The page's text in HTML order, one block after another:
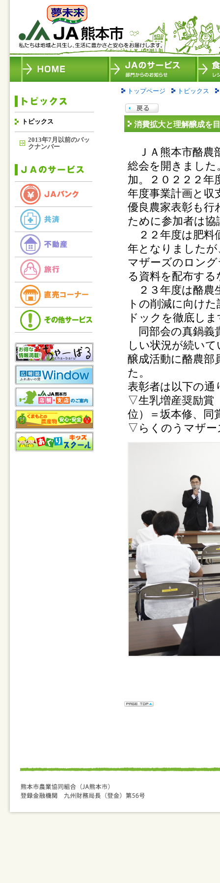
トピックス
2013年7月以前のバッ
クナンバー
トップページ トピックス
消費拡大と理解醸成を
ＪＡ熊本市酪農
総会を開きました
加。２０２２２年
年度事業計画と収
優良農家表彰も行
ために参加者は
２２年度は肥料
年となりました
マザーズのロン
る資料を配布す
２３年度は酪農
トの削減に向け
ドックを徹底し
同部会の真鍋義
しい状況が続い
醸成活動に酪農
た。
表彰者は以下の通
▽生乳増産奨励賞
位）＝坂本修、同
▽らくのうマザー